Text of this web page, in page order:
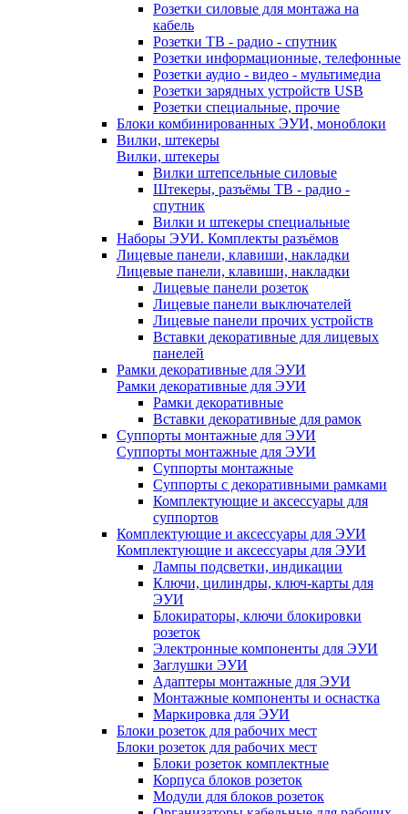
Розетки силовые для монтажа на
кабель
Розетки ТВ - радио - спутник
Розетки информационные, телефонные
Розетки аудио - видео - мультимедиа
Розетки зарядных устройств USB
Розетки специальные, прочие
Блоки комбинированных ЭУИ, моноблоки
Вилки, штекеры
Вилки, штекеры
Вилки штепсельные силовые
Штекеры, разъёмы ТВ - радио -
спутник
Вилки и штекеры специальные
Наборы ЭУИ. Комплекты разъёмов
Лицевые панели, клавиши, накладки
Лицевые панели, клавиши, накладки
Лицевые панели розеток
Лицевые панели выключателей
Лицевые панели прочих устройств
Вставки декоративные для лицевых
панелей
Рамки декоративные для ЭУИ
Рамки декоративные для ЭУИ
Рамки декоративные
Вставки декоративные для рамок
Суппорты монтажные для ЭУИ
Суппорты монтажные для ЭУИ
Суппорты монтажные
Суппорты с декоративными рамками
Комплектующие и аксессуары для
суппортов
Комплектующие и аксессуары для ЭУИ
Комплектующие и аксессуары для ЭУИ
Лампы подсветки, индикации
Ключи, цилиндры, ключ-карты для
ЭУИ
Блокираторы, ключи блокировки
розеток
Электронные компоненты для ЭУИ
Заглушки ЭУИ
Адаптеры монтажные для ЭУИ
Монтажные компоненты и оснастка
Маркировка для ЭУИ
Блоки розеток для рабочих мест
Блоки розеток для рабочих мест
Блоки розеток комплектные
Корпуса блоков розеток
Модули для блоков розеток